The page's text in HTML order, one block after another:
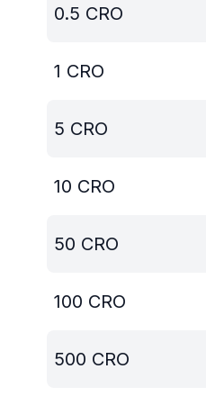
0.5 CRO
1 CRO
5 CRO
10 CRO
50 CRO
100 CRO
500 CRO